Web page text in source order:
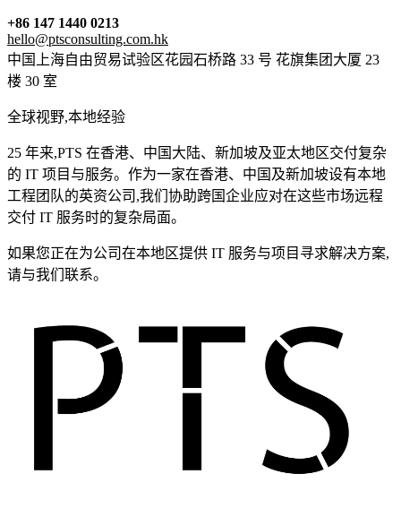
+86 147 1440 0213
hello@ptsconsulting.com.hk
中国上海自由贸易试验区花园石桥路 33 号 花旗集团大厦 23
楼 30 室
全球视野,本地经验
25 年来,PTS 在香港、中国大陆、新加坡及亚太地区交付复杂
的 IT 项目与服务。作为一家在香港、中国及新加坡设有本地
工程团队的英资公司,我们协助跨国企业应对在这些市场远程
交付 IT 服务时的复杂局面。
如果您正在为公司在本地区提供 IT 服务与项目寻求解决方案,
请与我们联系。